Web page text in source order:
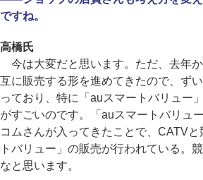
ですね。
高橋氏
今は大変だと思います。ただ、去年
互に販売する形を進めてきたので、ず
っており、特に「auスマートバリュー
がすごいのです。「auスマートバリュ
コムさんが入ってきたことで、CATV
トバリュー」の販売が行われている。
なと思います。